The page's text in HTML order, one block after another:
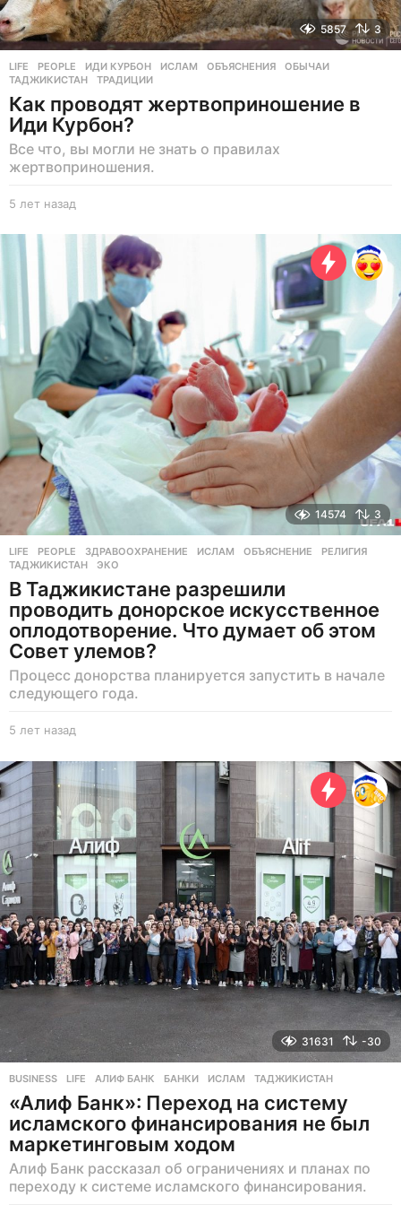
5857 3
LIFE ,PEOPLE ИДИ КУРБОН ,ИСЛАМ ,ОБЪЯСНЕНИЯ ,ОБЫЧАИ
ТАДЖИКИСТАН
,ТРАДИЦИИ
Как проводят жертвоприношение в
Иди Курбон?
Все что, вы могли не знать о правилах
жертвоприношения.
5 лет назад
е
з
а
д
14574 3
LIFE ,PEOPLE ЗДРАВООХРАНЕНИЕ ,ИСЛАМ ,ОБЪЯСНЕНИЕ ,РЕЛИГИЯ
ТАДЖИКИСТАН
,ЭКО
В Таджикистане разрешили
проводить донорское искусственное
оплодотворение. Что думает об этом
Совет улемов?
Процесс донорства планируется запустить в начале
следующего года.
5 лет назад
е
т
а
а
31631 -30
BUSINESS ,LIFE АЛИФ БАНК ,БАНКИ ,ИСЛАМ ,ТАДЖИКИСТАН
«Алиф Банк»: Переход на систему
исламского финансирования не был
маркетинговым ходом
Алиф Банк рассказал об ограничениях и планах по
переходу к системе исламского финансирования.